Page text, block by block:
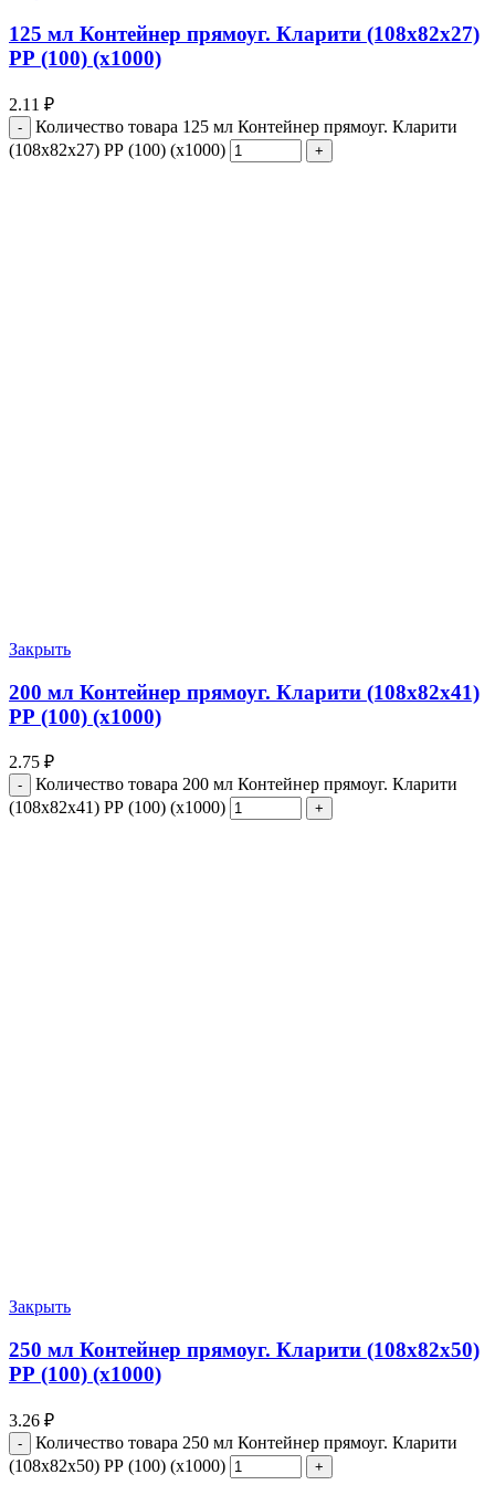
125 мл Контейнер прямоуг. Кларити (108х82х27)
РР (100) (х1000)
2.11 ₽
Количество товара 125 мл Контейнер прямоуг. Кларити
(108х82х27) РР (100) (х1000)
Закрыть
200 мл Контейнер прямоуг. Кларити (108х82х41)
РР (100) (х1000)
2.75 ₽
Количество товара 200 мл Контейнер прямоуг. Кларити
(108х82х41) РР (100) (х1000)
Закрыть
250 мл Контейнер прямоуг. Кларити (108х82х50)
РР (100) (х1000)
3.26 ₽
Количество товара 250 мл Контейнер прямоуг. Кларити
(108х82х50) РР (100) (х1000)